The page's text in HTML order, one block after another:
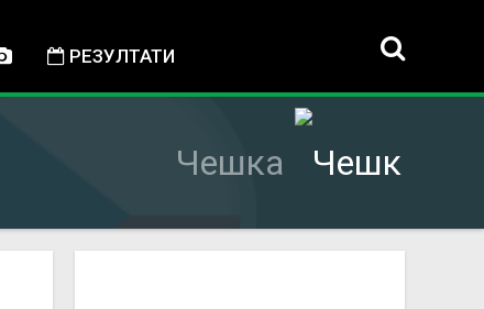
РЕЗУЛТАТИ
Чешка